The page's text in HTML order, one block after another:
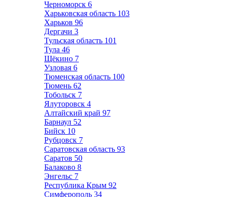
Черноморск 6
Харьковская область 103
Харьков 96
Дергачи 3
Тульская область 101
Тула 46
Щёкино 7
Узловая 6
Тюменская область 100
Тюмень 62
Тобольск 7
Ялуторовск 4
Алтайский край 97
Барнаул 52
Бийск 10
Рубцовск 7
Саратовская область 93
Саратов 50
Балаково 8
Энгельс 7
Республика Крым 92
Симферополь 34